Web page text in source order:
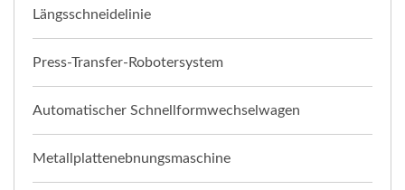
Längsschneidelinie
Press-Transfer-Robotersystem
Automatischer Schnellformwechselwagen
Metallplattenebnungsmaschine